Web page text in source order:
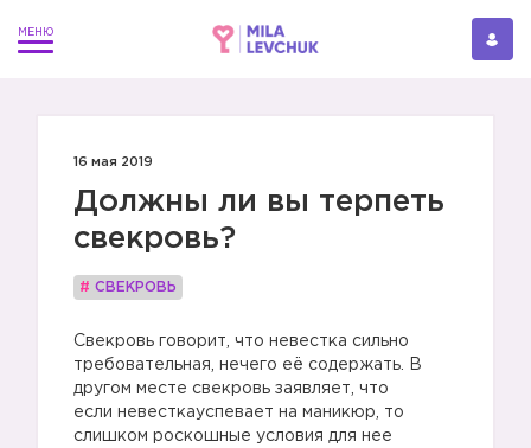
16 мая 2019
Должны ли вы терпеть
свекровь?
# СВЕКРОВЬ
Свекровь говорит, что невестка сильно
требовательная, нечего её содержать. В
другом месте свекровь заявляет, что
если невесткауспевает на маникюр, то
слишком роскошные условия для нее